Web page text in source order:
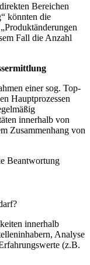
Bereichen
könnten die
Fall die Anzahl
einer sog. Top-
Hauptprozessen
innerhalb von
Zusammenhang von
Beantwortung
innerhalb
Analyse
(z.B.